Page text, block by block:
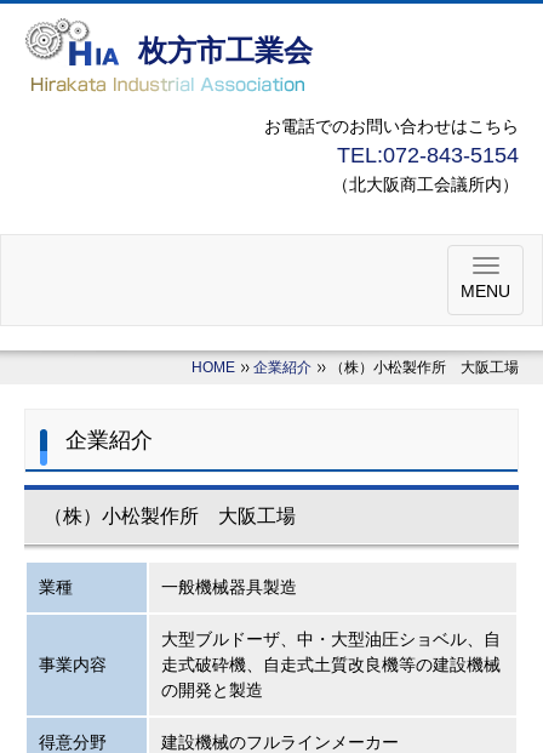
枚方市工業会
お電話でのお問い合わせはこちら
TEL:072-843-5154
（北大阪商工会議所内）
MENU
HOME 企業紹介 （株）小松製作所 大阪工場
企業紹介
（株）小松製作所 大阪工場
業種 一般機械器具製造
事業内容
大型ブルドーザ、中・大型油圧ショベル、自
走式破砕機、自走式土質改良機等の建設機械
の開発と製造
得意分野 建設機械のフルラインメーカー